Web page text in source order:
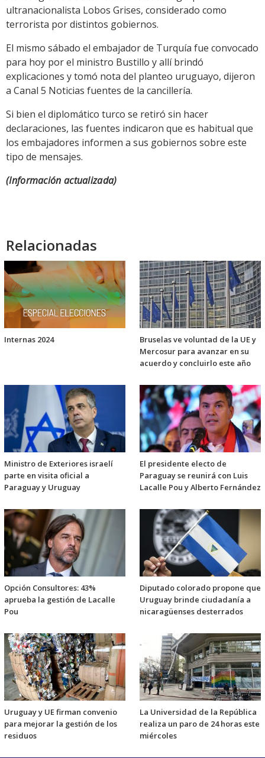
ultranacionalista Lobos Grises, considerado como
terrorista por distintos gobiernos.
El mismo sábado el embajador de Turquía fue convocado
para hoy por el ministro Bustillo y allí brindó
explicaciones y tomó nota del planteo uruguayo, dijeron
a Canal 5 Noticias fuentes de la cancillería.
Si bien el diplomático turco se retiró sin hacer
declaraciones, las fuentes indicaron que es habitual que
los embajadores informen a sus gobiernos sobre este
tipo de mensajes.
(Información actualizada)
Relacionadas
Internas 2024
Bruselas ve voluntad de la UE y
Mercosur para avanzar en su
acuerdo y concluirlo este año
Ministro de Exteriores israelí
parte en visita oficial a
Paraguay y Uruguay
El presidente electo de
Paraguay se reunirá con Luis
Lacalle Pou y Alberto Fernández
Opción Consultores: 43%
aprueba la gestión de Lacalle
Pou
Diputado colorado propone que
Uruguay brinde ciudadanía a
nicaragüenses desterrados
Uruguay y UE firman convenio
para mejorar la gestión de los
residuos
La Universidad de la República
realiza un paro de 24 horas este
miércoles